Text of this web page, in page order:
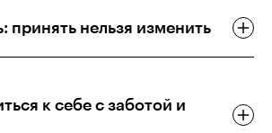
принять нельзя изменить
к себе с заботой и